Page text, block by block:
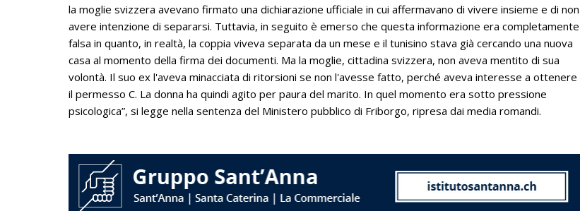
la moglie svizzera avevano firmato una dichiarazione ufficiale in cui affermavano di vivere insieme e di non
avere intenzione di separarsi. Tuttavia, in seguito è emerso che questa informazione era completamente
falsa in quanto, in realtà, la coppia viveva separata da un mese e il tunisino stava già cercando una nuova
casa al momento della firma dei documenti. Ma la moglie, cittadina svizzera, non aveva mentito di sua
volontà. Il suo ex l'aveva minacciata di ritorsioni se non l'avesse fatto, perché aveva interesse a ottenere
il permesso C. La donna ha quindi agito per paura del marito. In quel momento era sotto pressione
psicologica”, si legge nella sentenza del Ministero pubblico di Friborgo, ripresa dai media romandi.